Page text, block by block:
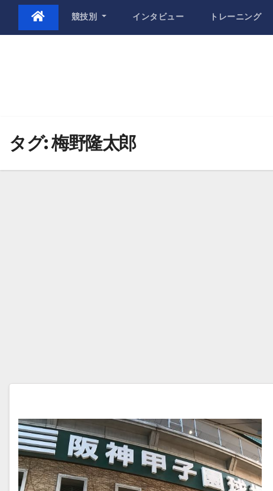
Skip
content
競技別 インタビュー トレーニング
タグ:梅野隆太郎